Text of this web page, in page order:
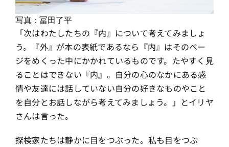
写真：冨田了平
「次はわたしたちの『内』について考えてみましょ
う。『外』が本の表紙であるなら『内』はそのペー
ジをめくった中にかかれているものです。たやすく見
ることはできない『内』。自分の心のなかにある感
情や友達には話していない自分の好きなものやこと
を自分とお話しながら考えてみましょう。」とイリヤ
さんは言った。
探検家たちは静かに目をつぶった。私も目をつぶ